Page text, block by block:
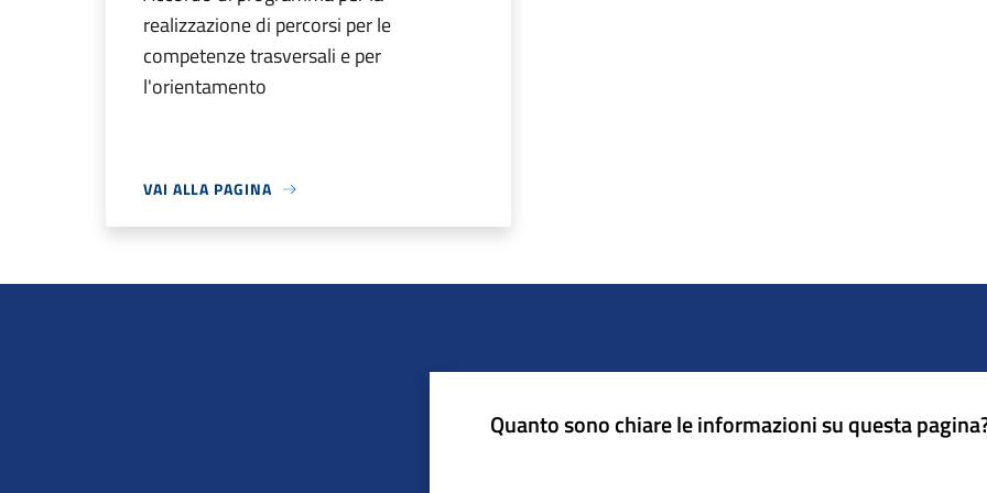
realizzazione di percorsi per le
competenze trasversali e per
l'orientamento
VAI ALLA PAGINA
Quanto sono chiare le informazioni su questa